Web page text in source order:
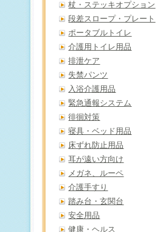
杖・ステッキオプション
段差スロープ・プレート
ポータブルトイレ
介護用トイレ用品
排泄ケア
失禁パンツ
入浴介護用品
緊急通報システム
徘徊対策
寝具・ベッド用品
床ずれ防止用品
耳が遠い方向け
メガネ、ルーペ
介護手すり
踏み台・玄関台
安全用品
健康・ヘルス